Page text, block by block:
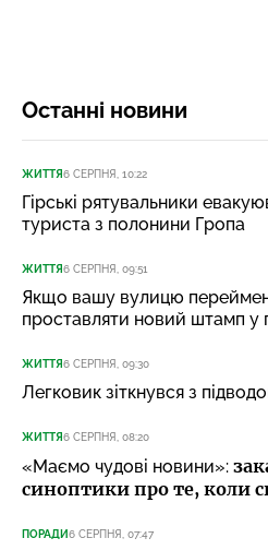
Останні новини
ЖИТТЯ6 СЕРПНЯ, 10:22
Гірські рятувальники
туриста з полонини Гропа
ЖИТТЯ6 СЕРПНЯ, 09:51
Якщо вашу вулицю
проставляти новий штамп у
ЖИТТЯ6 СЕРПНЯ, 09:30
Легковик зіткнувся з
ЖИТТЯ6 СЕРПНЯ, 08:20
«Маємо чудові новини»:
синоптики про те, коли
ПОРАДИ6 СЕРПНЯ, 07:47